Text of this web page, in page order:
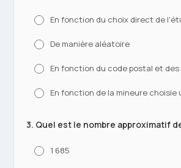
En fonction du choix direct de
De manière aléatoire
En fonction du code postal et
En fonction de la mineure choisie
3. Quel est le nombre approximatif
1 685